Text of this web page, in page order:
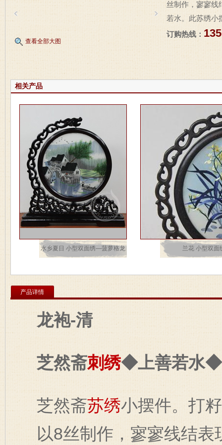
查看全部大图
丝制作，寥寥线
若水。此苏绣小
订购热线：
相关产品
水乡夏日 小型双面绣—菠萝格龙 兰花 小型双面
产品详情
龙袍-清
芝然斋刺绣◆上善若水◆
芝然斋苏绣小摆件。打
以8丝制作，寥寥线结表